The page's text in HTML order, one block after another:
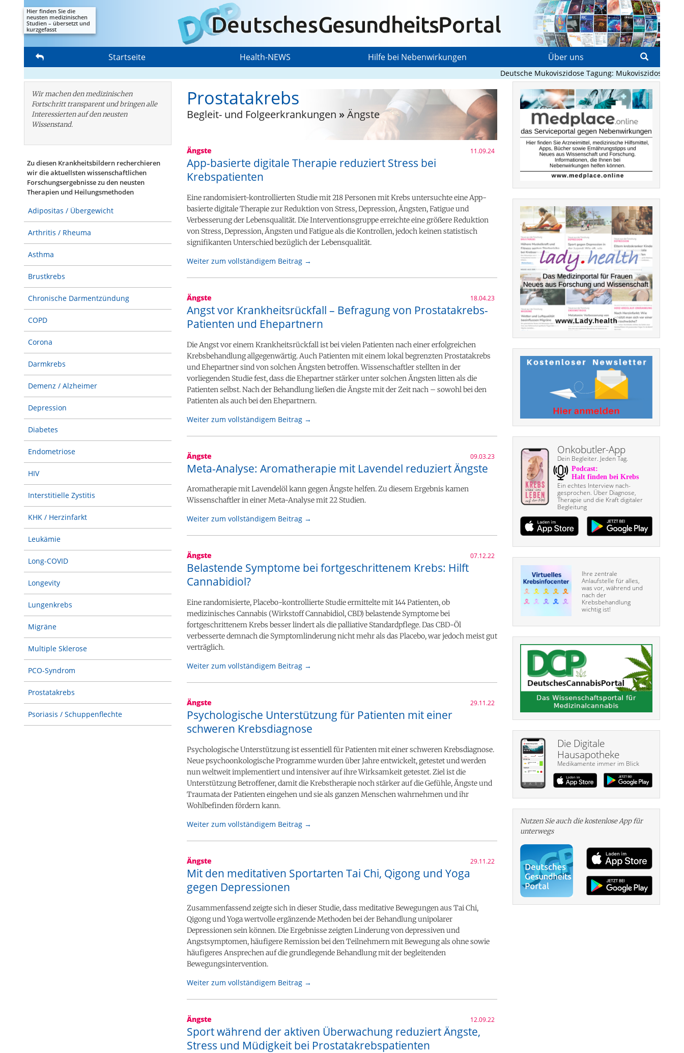
Hier finden Sie die
neusten medizinischen
Studien – übersetzt und
kurzgefasst
Startseite Health-NEWS Hilfe bei Nebenwirkungen Über uns
Deutsche Mukoviszidose Tagung: Mukoviszidose neu
Wir machen den medizinischen
Fortschritt transparent und bringen alle
Interessierten auf den neusten
Wissenstand.
Zu diesen Krankheitsbildern recherchieren
wir die aktuellsten wissenschaftlichen
Forschungs­ergebnisse zu den neusten
Therapien und Heilungsmethoden
Adipositas / Übergewicht
Arthritis / Rheuma
Asthma
Brustkrebs
Chronische Darmentzündung
COPD
Corona
Darmkrebs
Demenz / Alzheimer
Depression
Diabetes
Endometriose
HIV
Interstitielle Zystitis
KHK / Herzinfarkt
Leukämie
Long-COVID
Longevity
Lungenkrebs
Migräne
Multiple Sklerose
PCO-Syndrom
Prostatakrebs
Psoriasis / Schuppenflechte
Prostatakrebs
Begleit- und Folgeerkrankungen »Ängste
Ängste 11.09.24
App-basierte digitale Therapie reduziert Stress bei
Krebspatienten
Eine randomisiert-kontrollierten Studie mit 218 Personen mit Krebs untersuchte eine App-
basierte digitale Therapie zur Reduktion von Stress, Depression, Ängsten, Fatigue und
Verbesserung der Lebensqualität. Die Interventionsgruppe erreichte eine größere Reduktion
von Stress, Depression, Ängsten und Fatigue als die Kontrollen, jedoch keinen statistisch
signifikanten Unterschied bezüglich der Lebensqualität.
Weiter zum vollständigem Beitrag →
Ängste 18.04.23
Angst vor Krankheitsrückfall – Befragung von Prostatakrebs-
Patienten und Ehepartnern
Die Angst vor einem Krankheitsrückfall ist bei vielen Patienten nach einer erfolgreichen
Krebsbehandlung allgegenwärtig. Auch Patienten mit einem lokal begrenzten Prostatakrebs
und Ehepartner sind von solchen Ängsten betroffen. Wissenschaftler stellten in der
vorliegenden Studie fest, dass die Ehepartner stärker unter solchen Ängsten litten als die
Patienten selbst. Nach der Behandlung ließen die Ängste mit der Zeit nach – sowohl bei den
Patienten als auch bei den Ehepartnern.
Weiter zum vollständigem Beitrag →
Ängste 09.03.23
Meta-Analyse: Aromatherapie mit Lavendel reduziert Ängste
Aromatherapie mit Lavendelöl kann gegen Ängste helfen. Zu diesem Ergebnis kamen
Wissenschaftler in einer Meta-Analyse mit 22 Studien.
Weiter zum vollständigem Beitrag →
Ängste 07.12.22
Belastende Symptome bei fortgeschrittenem Krebs: Hilft
Cannabidiol?
Eine randomisierte, Placebo-kontrollierte Studie ermittelte mit 144 Patienten, ob
medizinisches Cannabis (Wirkstoff Cannabidiol, CBD) belastende Symptome bei
fortgeschrittenem Krebs besser lindert als die palliative Standardpflege. Das CBD-Öl
verbesserte demnach die Symptomlinderung nicht mehr als das Placebo, war jedoch meist gut
verträglich.
Weiter zum vollständigem Beitrag →
Ängste 29.11.22
Psychologische Unterstützung für Patienten mit einer
schweren Krebsdiagnose
Psychologische Unterstützung ist essentiell für Patienten mit einer schweren Krebsdiagnose.
Neue psychoonkologische Programme wurden über Jahre entwickelt, getestet und werden
nun weltweit implementiert und intensiver auf ihre Wirksamkeit getestet. Ziel ist die
Unterstützung Betroffener, damit die Krebstherapie noch stärker auf die Gefühle, Ängste und
Traumata der Patienten eingehen und sie als ganzen Menschen wahrnehmen und ihr
Wohlbefinden fördern kann.
Weiter zum vollständigem Beitrag →
Ängste 29.11.22
Mit den meditativen Sportarten Tai Chi, Qigong und Yoga
gegen Depressionen
Zusammenfassend zeigte sich in dieser Studie, dass meditative Bewegungen aus Tai Chi,
Qigong und Yoga wertvolle ergänzende Methoden bei der Behandlung unipolarer
Depressionen sein können. Die Ergebnisse zeigten Linderung von depressiven und
Angstsymptomen, häufigere Remission bei den Teilnehmern mit Bewegung als ohne sowie
häufigeres Ansprechen auf die grundlegende Behandlung mit der begleitenden
Bewegungsintervention.
Weiter zum vollständigem Beitrag →
Ängste 12.09.22
Sport während der aktiven Überwachung reduziert Ängste,
Stress und Müdigkeit bei Prostatakrebspatienten
Onkobutler-App
Dein Begleiter. Jeden Tag.
Ein echtes Interview nach­
gesprochen. Über Diagnose,
Therapie und die Kraft digitaler
Begleitung
Ihre zentrale
Anlaufstelle für alles,
was vor, während und
nach der
Krebsbehandlung
wichtig ist!
Die Digitale
Hausapotheke
Medikamente immer im Blick
Nutzen Sie auch die kosten­lose App für
unterwegs